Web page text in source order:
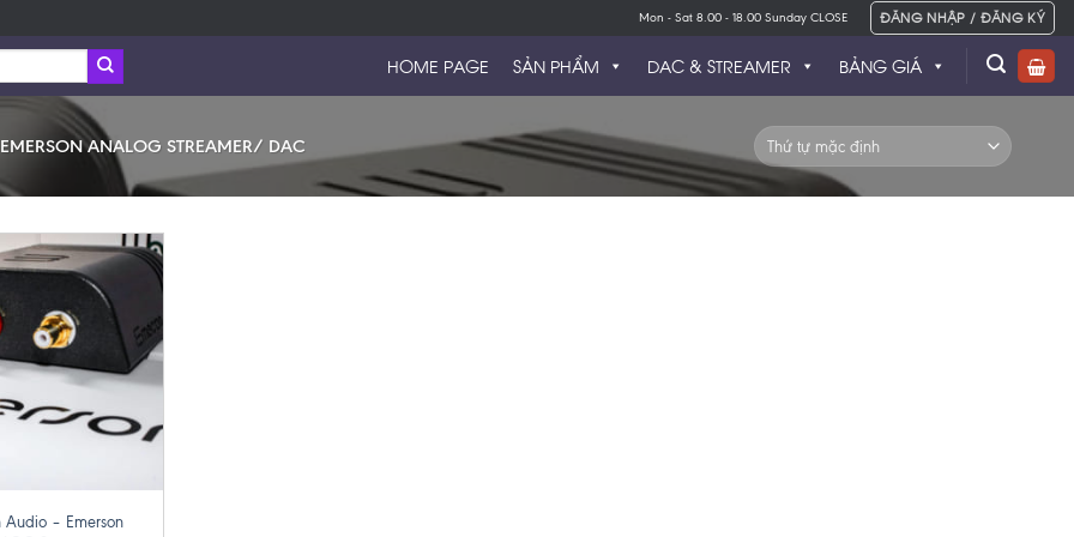
Mon - Sat 8.00 - 18.00 Sunday CLOSE ĐĂNG NHẬP / ĐĂNG KÝ
HOME PAGE SẢN PHẨM BẢNG GIÁ
DAC & STREAMER
EMERSON ANALOG STREAMER/ DAC
Audio – Emerson